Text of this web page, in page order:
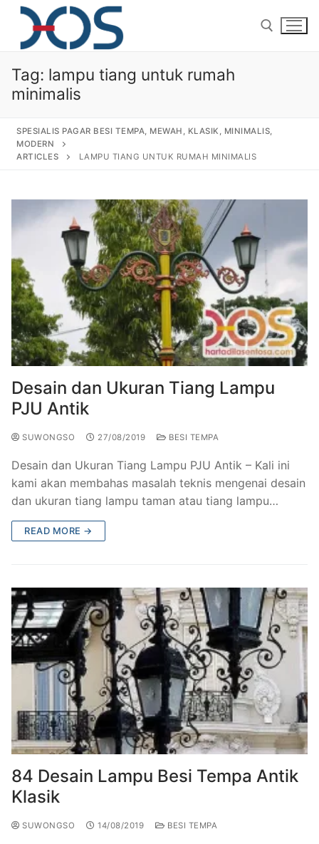
About Us
Pagar Besi Tempa Klasik
Railing Tangga Besi Tempa
Railing Balkon Besi Tempa Klasik
Kursi Taman Besi Tempa
Ornamen Besi Tempa Murah Jakarta
Pengecoran Logam Jakarta
Gallery
Gallery Gambar Pagar Besi Tempa Mewah
Gallery Kursi Taman & Kursi Teras Besi Tempa
Gallery Railing Tangga Besi Tempa Klasik Mewah
Gallery Ranjang Besi Tempa Antik Mewah
Articles
Projects
Contact Us
Tag: lampu tiang untuk rumah
minimalis
SPESIALIS PAGAR BESI TEMPA, MEWAH, KLASIK, MINIMALIS,
MODERN
ARTICLES
LAMPU TIANG UNTUK RUMAH MINIMALIS
Desain dan Ukuran Tiang Lampu
PJU Antik
SUWONGSO 27/08/2019 BESI TEMPA
Desain dan Ukuran Tiang Lampu PJU Antik – Kali ini
kami akan membahas masalah teknis mengenai desain
dan ukuran tiang lampu taman atau tiang lampu…
READ MORE →
84 Desain Lampu Besi Tempa Antik
Klasik
SUWONGSO 14/08/2019 BESI TEMPA